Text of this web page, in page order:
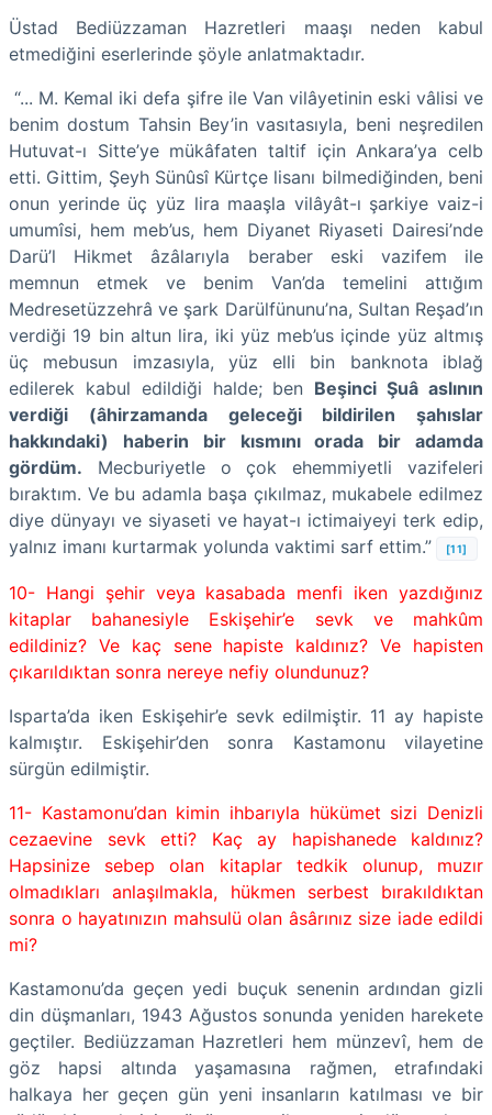
Üstad Bediüzzaman Hazretleri maaşı neden kabul
etmediğini eserlerinde şöyle anlatmaktadır.
“... M. Kemal iki defa şifre ile Van vilâyetinin eski vâlisi ve
benim dostum Tahsin Bey’in vasıtasıyla, beni neşredilen
Hutuvat-ı Sitte’ye mükâfaten taltif için Ankara’ya celb
etti. Gittim, Şeyh Sünûsî Kürtçe lisanı bilmediğinden, beni
onun yerinde üç yüz lira maaşla vilâyât-ı şarkiye vaiz-i
umumîsi, hem meb’us, hem Diyanet Riyaseti Dairesi’nde
Darü’l Hikmet âzâlarıyla beraber eski vazifem ile
memnun etmek ve benim Van’da temelini attığım
Medresetüzzehrâ ve şark Darülfünunu’na, Sultan Reşad’ın
verdiği 19 bin altun lira, iki yüz meb’us içinde yüz altmış
üç mebusun imzasıyla, yüz elli bin banknota iblağ
edilerek kabul edildiği halde; ben Beşinci Şuâ aslının
verdiği (âhirzamanda geleceği bildirilen şahıslar
hakkındaki) haberin bir kısmını orada bir adamda
gördüm. Mecburiyetle o çok ehemmiyetli vazifeleri
bıraktım. Ve bu adamla başa çıkılmaz, mukabele edilmez
diye dünyayı ve siyaseti ve hayat-ı ictimaiyeyi terk edip,
yalnız imanı kurtarmak yolunda vaktimi sarf ettim.”
[11]
10- Hangi şehir veya kasabada menfi iken yazdığınız
kitaplar bahanesiyle Eskişehir’e sevk ve mahkûm
edildiniz? Ve kaç sene hapiste kaldınız? Ve hapisten
çıkarıldıktan sonra nereye nefiy olundunuz?
Isparta’da iken Eskişehir’e sevk edilmiştir. 11 ay hapiste
kalmıştır. Eskişehir’den sonra Kastamonu vilayetine
sürgün edilmiştir.
11- Kastamonu’dan kimin ihbarıyla hükümet sizi Denizli
cezaevine sevk etti? Kaç ay hapishanede kaldınız?
Hapsinize sebep olan kitaplar tedkik olunup, muzır
olmadıkları anlaşılmakla, hükmen serbest bırakıldıktan
sonra o hayatınızın mahsulü olan âsârınız size iade edildi
mi?
Kastamonu’da geçen yedi buçuk senenin ardından gizli
din düşmanları, 1943 Ağustos sonunda yeniden harekete
geçtiler. Bediüzzaman Hazretleri hem münzevî, hem de
göz hapsi altında yaşamasına rağmen, etrafındaki
halkaya her geçen gün yeni insanların katılması ve bir